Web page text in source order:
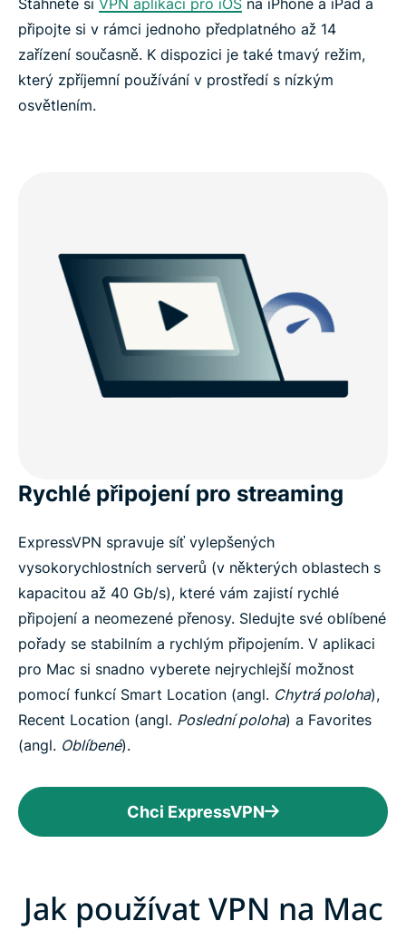
připojte si v rámci jednoho předplatného až 14
zařízení současně. K dispozici je také tmavý režim,
který zpříjemní používání v prostředí s nízkým
osvětlením.
Rychlé připojení pro streaming
ExpressVPN spravuje síť vylepšených
vysokorychlostních serverů (v některých oblastech s
kapacitou až 40 Gb/s), které vám zajistí rychlé
připojení a neomezené přenosy. Sledujte své oblíbené
pořady se stabilním a rychlým připojením. V aplikaci
pro Mac si snadno vyberete nejrychlejší možnost
pomocí funkcí Smart Location (angl. Chytrá poloha),
Recent Location (angl. Poslední poloha) a Favorites
(angl. Oblíbené).
Chci ExpressVPN
Jak používat VPN na Mac